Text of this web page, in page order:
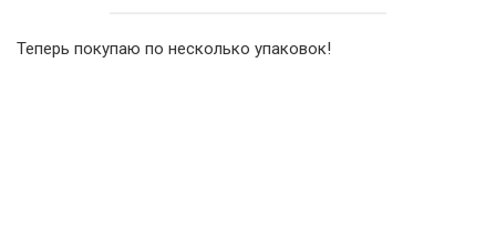
Теперь покупаю по несколько упаковок!